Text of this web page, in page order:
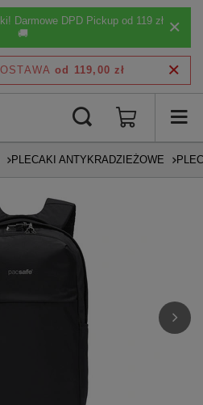
Darmowe DPD Pickup od 119 zł
🚚
od 119,00 zł
PLECAKI ANTYKRADZIEŻOWE